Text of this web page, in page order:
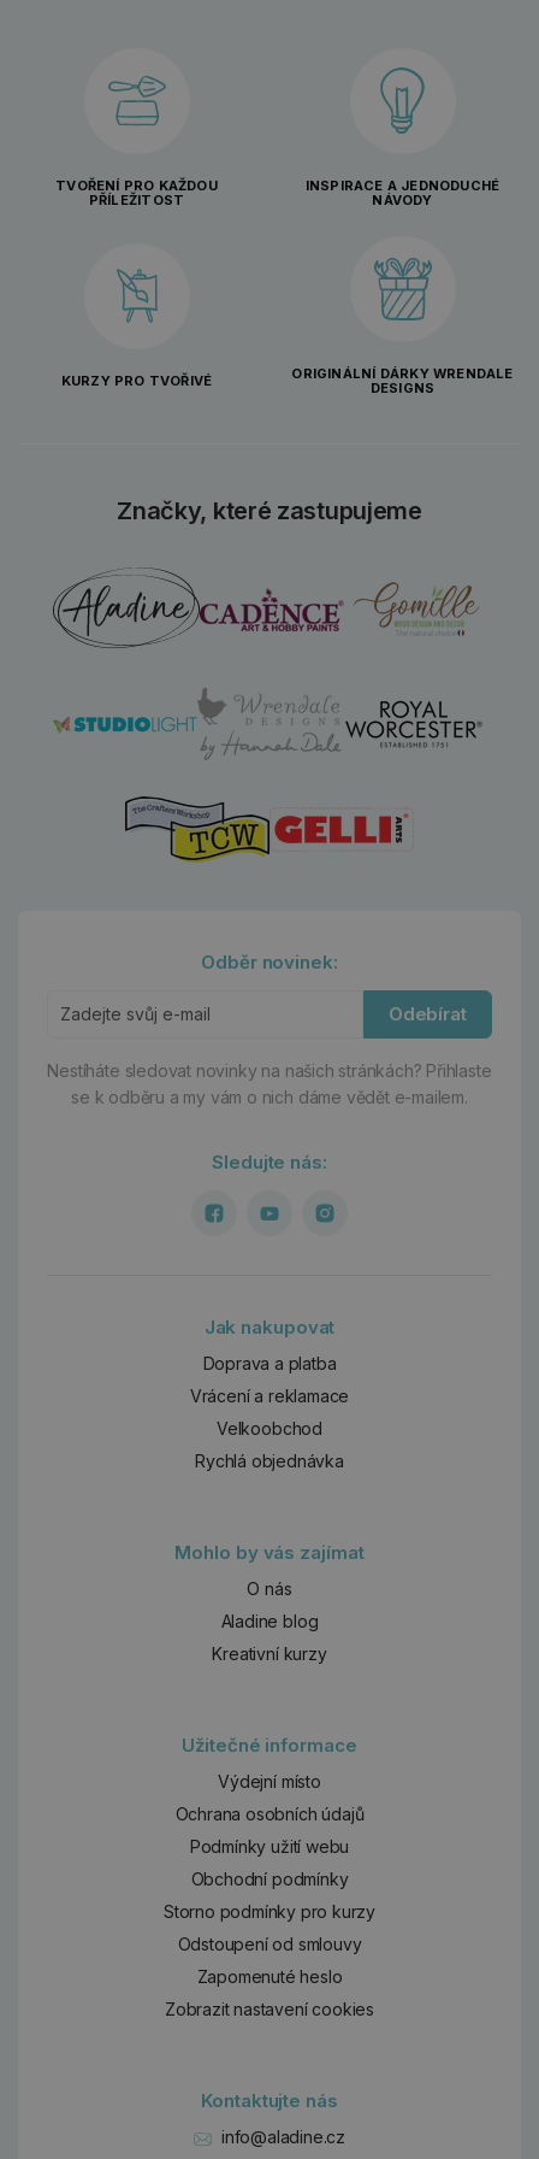
TVOŘENÍ PRO KAŽDOU
PŘÍLEŽITOST
INSPIRACE A JEDNODUCHÉ
NÁVODY
KURZY PRO TVOŘIVÉ
ORIGINÁLNÍ DÁRKY WRENDALE
DESIGNS
Značky, které zastupujeme
Odběr novinek:
Odebírat
Nestíháte sledovat novinky na našich stránkách? Přihlaste
se k odběru a my vám o nich dáme vědět e-mailem.
Sledujte nás:
Jak nakupovat
Doprava a platba
Vrácení a reklamace
Velkoobchod
Rychlá objednávka
Mohlo by vás zajímat
O nás
Aladine blog
Kreativní kurzy
Užitečné informace
Výdejní místo
Ochrana osobních údajů
Podmínky užití webu
Obchodní podmínky
Storno podmínky pro kurzy
Odstoupení od smlouvy
Zapomenuté heslo
Zobrazit nastavení cookies
Kontaktujte nás
info@aladine.cz